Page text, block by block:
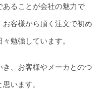
あることが会社の魅力で
客様から頂く注文で初め
勉強しています。
、お客様やメーカとのつ
います。